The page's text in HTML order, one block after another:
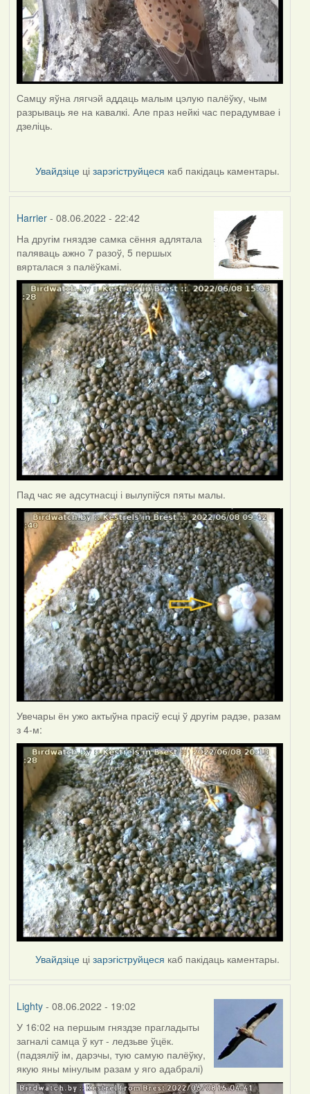
Самцу яўна лягчэй аддаць малым цэлую палёўку, чым
разрываць яе на кавалкі. Але праз нейкі час перадумвае і
дзеліць.
Увайдзіце цізарэгіструйцеся каб пакідаць каментары.
Harrier- 08.06.2022 - 22:42
На другім гняздзе самка сёння адлятала
паляваць ажно 7 разоў, 5 першых
вярталася з палёўкамі.
Пад час яе адсутнасці і вылупіўся пяты малы.
Увечары ён ужо актыўна прасіў есці ў другім радзе, разам
з 4-м:
Увайдзіце цізарэгіструйцеся каб пакідаць каментары.
Lighty- 08.06.2022 - 19:02
У 16:02 на першым гняздзе прагладыты
загналі самца ў кут - ледзьве ўцёк.
(падзяліў ім, дарэчы, тую самую палёўку,
якую яны мінулым разам у яго адабралі)